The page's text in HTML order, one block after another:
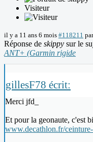
Visiteur
il y a 11 ans 6 mois #118211
Réponse de skippy sur le
ANT+ (Garmin rigide
gillesF78 écrit:
Merci jfd_
Et pour la geonaute, c'est
www.decathlon.fr/